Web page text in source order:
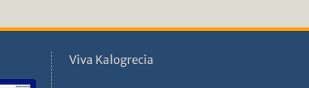
Viva Kalogrecia